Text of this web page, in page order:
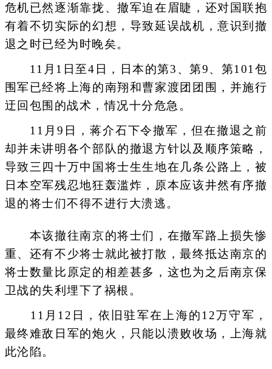
危机已然逐渐靠拢、撤军迫在眉睫，还对国联抱
有着不切实际的幻想，导致延误战机，意识到撤
退之时已经为时晚矣。
11月1日至4日，日本的第3、第9、第101包
围军已经将上海的南翔和曹家渡团团围，并施行
迂回包围的战术，情况十分危急。
11月9日，蒋介石下令撤军，但在撤退之前
却并未讲明各个部队的撤退方针以及顺序策略，
导致三四十万中国将士生生地在几条公路上，被
日本空军残忍地狂轰滥炸，原本应该井然有序撤
退的将士们不得不进行大溃逃。
本该撤往南京的将士们，在撤军路上损失惨
重、还有不少将士就此被打散，最终抵达南京的
将士数量比原定的相差甚多，这也为之后南京保
卫战的失利埋下了祸根。
11月12日，依旧驻军在上海的12万守军，
最终难敌日军的炮火，只能以溃败收场，上海就
此沦陷。